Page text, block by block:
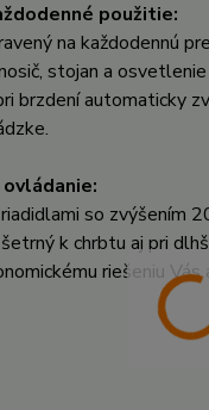
použitie:
na každodennú
stojan a
brzdení automaticky
so zvýšením
k chrbtu aj pri
riešeniu Vás